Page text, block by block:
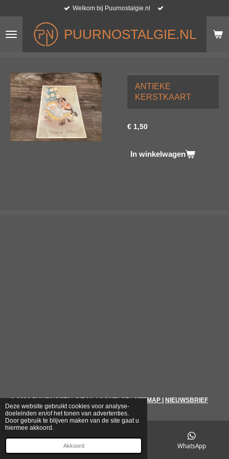
Deze website gebruikt cookies voor analyse-
doeleinden en/of het tonen van advertenties.
Door gebruik te blijven maken van de site gaat u
hiermee akkoord.
Akkoord
naar
hoofdinhoud
PUURNOSTALGIE.NL
Welkom bij Puurnostalgie.nl
ANTIEKE
KERSTKAART
€ 1,50
In winkelwagen
© 2026 PUURNOSTALGIE.NL|CONTACT|SITEMAP NIEUWSBRIEF
WhatsApp